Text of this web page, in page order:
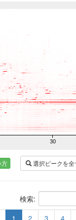
30
方 選択ピークを
検索:
1 2 3 4